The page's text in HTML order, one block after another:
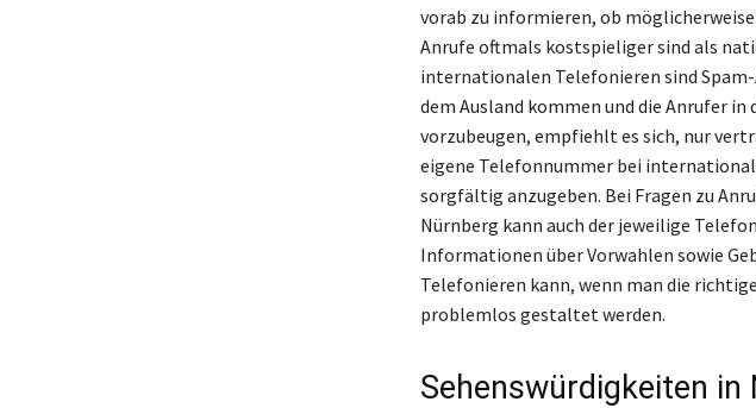
vorab zu informieren, ob
Anrufe oftmals kostspieliger sind als
internationalen Telefonieren sind
dem Ausland kommen und die Anrufer
vorzubeugen, empfiehlt es sich, nur
eigene Telefonnummer bei
sorgfältig anzugeben. Bei Fragen zu
Nürnberg kann auch der jeweilige
Informationen über Vorwahlen sowie
Telefonieren kann, wenn man die
problemlos gestaltet werden.
Sehenswürdigkeiten in